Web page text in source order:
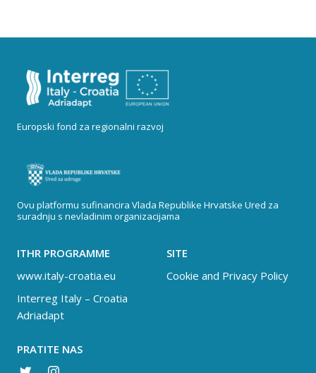
Europski fond za regionalni razvoj
Ovu platformu sufinancira Vlada Republike Hrvatske Ured za
suradnju s nevladinim organizacijama
ITHR PROGRAMME
www.italy-croatia.eu
Interreg Italy – Croatia
Adriadapt
SITE
Cookie and Privacy Policy
PRATITE NAS